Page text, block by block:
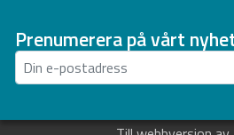
Prenumerera på vårt